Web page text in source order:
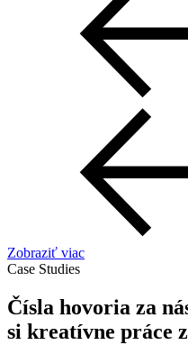
Zobraziť viac
Case Studies
Čísla hovoria za
si kreatívne práce